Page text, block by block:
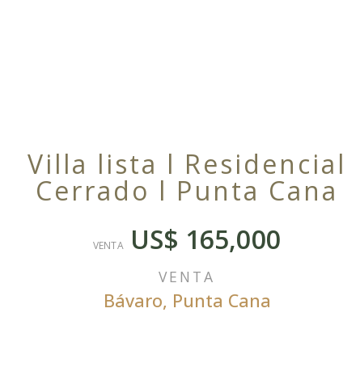
Villa lista l Residencial
Cerrado l Punta Cana
VENTA US$ 165,000
VENTA
Bávaro, Punta Cana